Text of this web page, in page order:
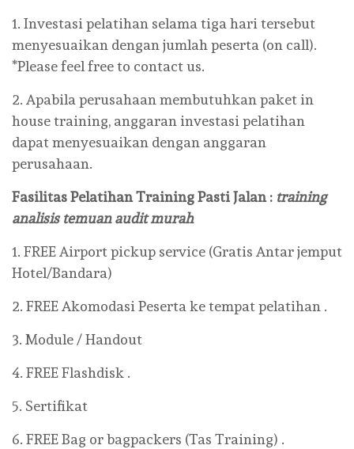
1. Investasi pelatihan selama tiga hari tersebut
menyesuaikan dengan jumlah peserta (on call).
*Please feel free to contact us.
2. Apabila perusahaan membutuhkan paket in
house training, anggaran investasi pelatihan
dapat menyesuaikan dengan anggaran
perusahaan.
Fasilitas Pelatihan TrainingPasti Jalan: training
analisis temuan audit murah
1. FREE Airport pickup service (Gratis Antar jemput
Hotel/Bandara)
2. FREE Akomodasi Peserta ke tempat pelatihan .
3. Module / Handout
4. FREE Flashdisk .
5. Sertifikat
6. FREE Bag or bagpackers (Tas Training) .